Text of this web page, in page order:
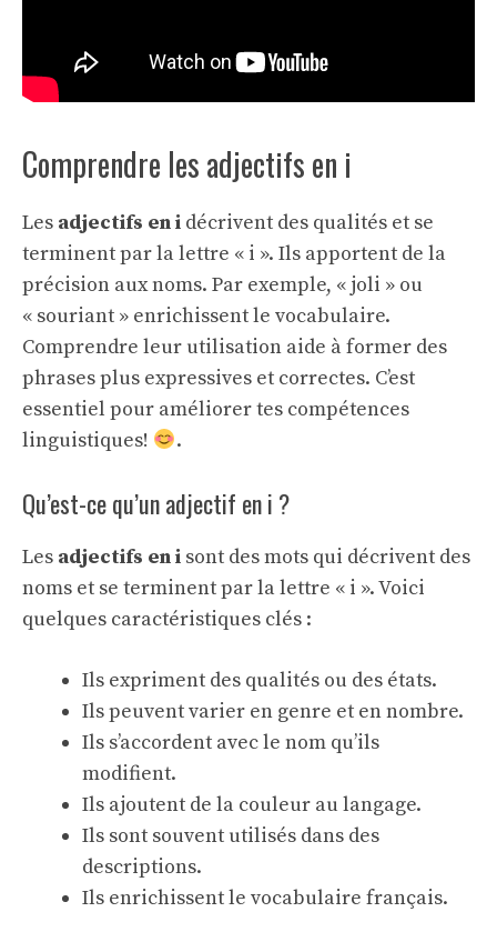
Comprendre les adjectifs en i
Les adjectifs en i décrivent des qualités et se
terminent par la lettre « i ». Ils apportent de la
précision aux noms. Par exemple, « joli » ou
« souriant » enrichissent le vocabulaire.
Comprendre leur utilisation aide à former des
phrases plus expressives et correctes. C’est
essentiel pour améliorer tes compétences
linguistiques!
.
Qu’est-ce qu’un adjectif en i ?
Les adjectifs en i sont des mots qui décrivent des
noms et se terminent par la lettre « i ». Voici
quelques caractéristiques clés :
Ils expriment des qualités ou des états.
Ils peuvent varier en genre et en nombre.
Ils s’accordent avec le nom qu’ils
modifient.
Ils ajoutent de la couleur au langage.
Ils sont souvent utilisés dans des
descriptions.
Ils enrichissent le vocabulaire français.